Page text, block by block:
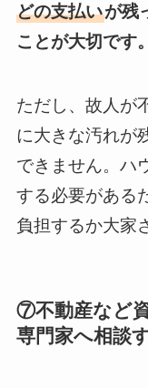
どの支払いが残
ことが大切です。
ただし、故人が
に大きな汚れが
できません。ハ
する必要がある
負担するか大家
⑦不動産など
専門家へ相談